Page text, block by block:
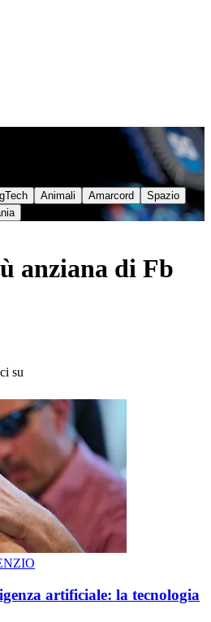
Animali Amarcord
Spazio
anziana di Fb
su
artificiale: la tecnologia